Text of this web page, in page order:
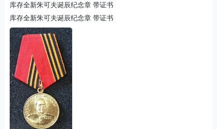
库存全新朱可夫诞辰纪念章 带证书
库存全新朱可夫诞辰纪念章 带证书